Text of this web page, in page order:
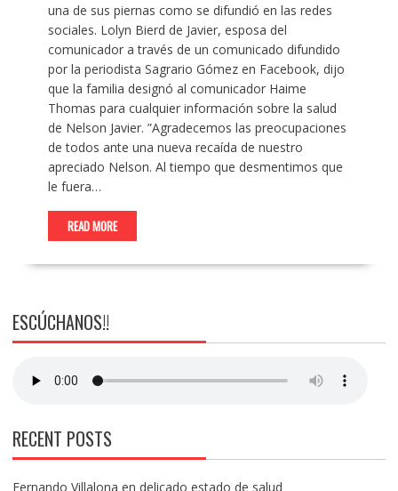
una de sus piernas como se difundió en las redes
sociales. Lolyn Bierd de Javier, esposa del
comunicador a través de un comunicado difundido
por la periodista Sagrario Gómez en Facebook, dijo
que la familia designó al comunicador Haime
Thomas para cualquier información sobre la salud
de Nelson Javier. ”Agradecemos las preocupaciones
de todos ante una nueva recaída de nuestro
apreciado Nelson. Al tiempo que desmentimos que
le fuera…
READ MORE
ESCÚCHANOS!!
RECENT POSTS
Fernando Villalona en delicado estado de salud